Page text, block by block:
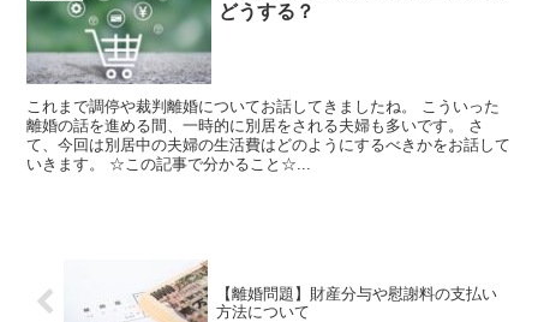
どうする？
これまで調停や裁判離婚についてお話してきましたね。 こういった
離婚の話を進める間、一時的に別居をされる夫婦も多いです。 さ
て、今回は別居中の夫婦の生活費はどのようにするべきかをお話して
いきます。 ☆この記事で分かること☆...
【離婚問題】財産分与や慰謝料の支払い
方法について